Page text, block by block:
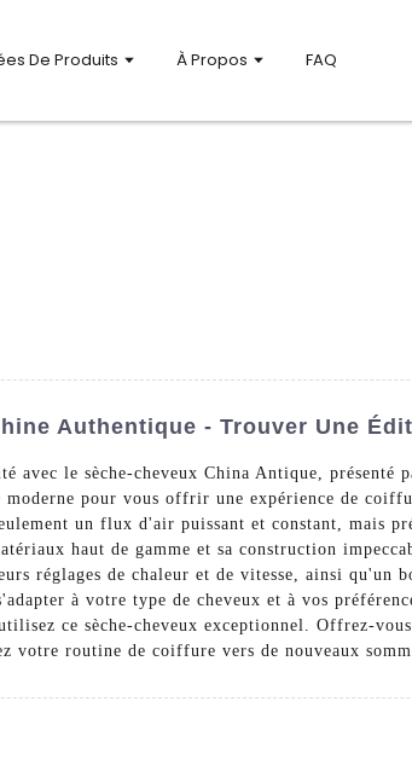
De Produits À Propos FAQ
Authentique - Trouver Une
le sèche-cheveux China Antique, présenté
pour vous offrir une expérience de
un flux d'air puissant et constant, mais
haut de gamme et sa construction
réglages de chaleur et de vitesse, ainsi qu'un
à votre type de cheveux et à vos
ce sèche-cheveux exceptionnel. Offrez-
votre routine de coiffure vers de nouveaux